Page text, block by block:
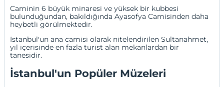
Caminin 6 büyük minaresi ve yüksek bir kubbesi
bulunduğundan, bakıldığında Ayasofya Camisinden daha
heybetli görülmektedir.
İstanbul'un ana camisi olarak nitelendirilen Sultanahmet,
yıl içerisinde en fazla turist alan mekanlardan bir
tanesidir.
İstanbul'un Popüler Müzeleri